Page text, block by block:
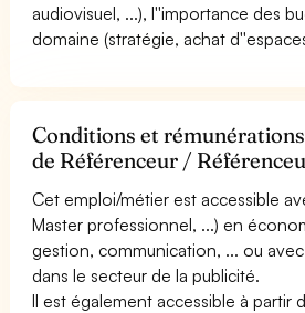
audiovisuel, ...), l''importance des
domaine (stratégie, achat
Conditions et
de Référenceur /
Cet emploi/métier est accessible
Master professionnel, ...) en
gestion, communication, ... ou
dans le secteur de la publicité.
Il est également accessible à partir